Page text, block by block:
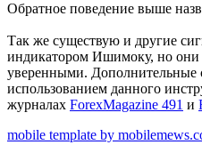
Обратное поведение выше
Так же существую и другие
индикатором Ишимоку, но они
уверенными. Дополнительные
использованием данного
журналах ForexMagazine 491 и
mobile template by